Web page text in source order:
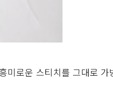
미로운 스티치를 그대로 가